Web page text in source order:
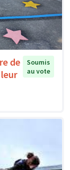
de
Soumis
au vote